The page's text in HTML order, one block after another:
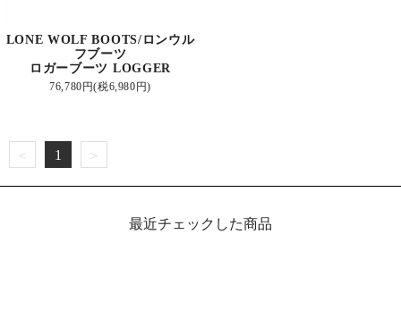
LONE WOLF BOOTS/ロンウル
フブーツ
ロガーブーツ LOGGER
76,780円(税6,980円)
＜ 1 ＞
最近チェックした商品